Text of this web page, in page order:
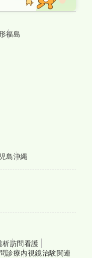
福島
島沖縄
析訪問看護
診療内視鏡治験関連